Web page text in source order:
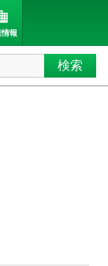
検索
情報